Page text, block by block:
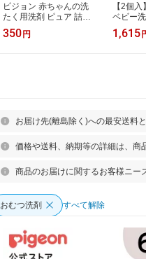
ピジョン 赤ちゃんの洗
たく用洗剤 ピュア 詰め
替え 720ml
350 円
【2個
ベビー
かえ用
洗剤 洗
1,615
お届け先(離島除く)への最安送料
価格や送料、納期等の詳細は、商
商品のお届けに関するお客様ニー
おむつ洗剤 すべて解除